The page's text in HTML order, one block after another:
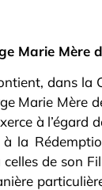
Marie Mère
dans la
Marie Mère
à l’égard
la
de son